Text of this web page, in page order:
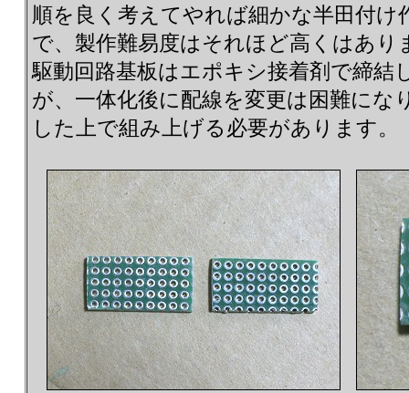
順を良く考えてやれば細かな半田付
で、製作難易度はそれほど高くはあ
駆動回路基板はエポキシ接着剤で締結
が、一体化後に配線を変更は困難にな
した上で組み上げる必要があります。